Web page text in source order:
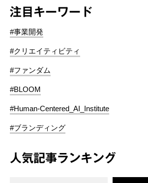
注目キーワード
#事業開発
#クリエイティビティ
#ファンダム
#BLOOM
#Human-Centered_AI_Institute
#ブランディング
人気記事ランキング